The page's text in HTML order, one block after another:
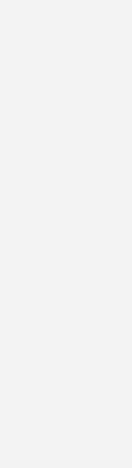
den
widerlegen für
auch
Fällen einen